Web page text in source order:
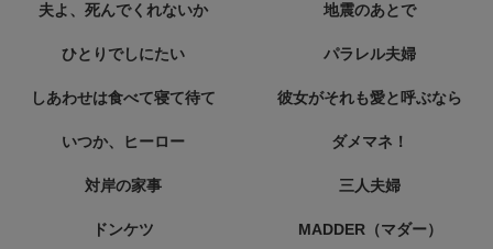
夫よ、死んでくれないか 地震のあとで
ひとりでしにたい パラレル夫婦
しあわせは食べて寝て待て 彼女がそれも愛と呼ぶなら
いつか、ヒーロー ダメマネ！
対岸の家事 三人夫婦
ドンケツ MADDER（マダー）